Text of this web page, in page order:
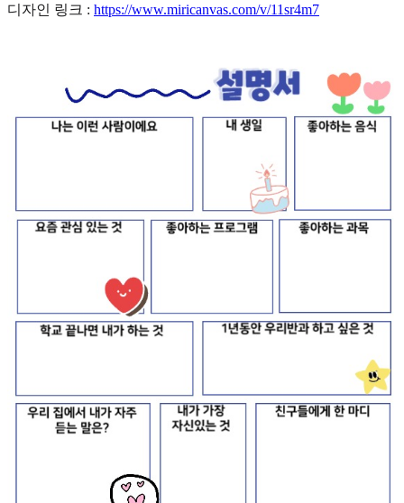
디자인 링크 : https://www.miricanvas.com/v/11sr4m7